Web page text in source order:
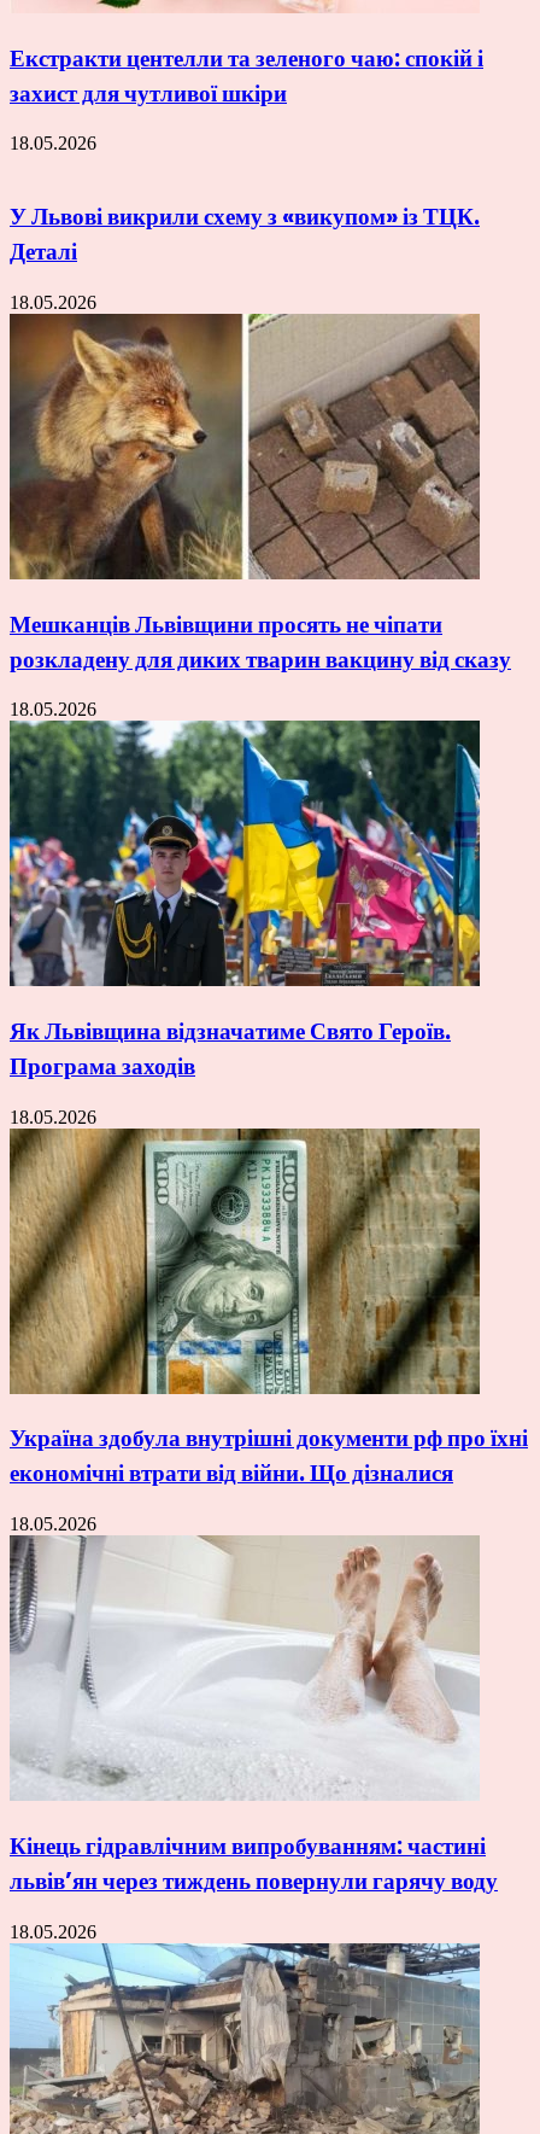
Екстракти центелли та зеленого чаю: спокій і
захист для чутливої шкіри
18.05.2026
У Львові викрили схему з «викупом» із ТЦК.
Деталі
18.05.2026
Мешканців Львівщини просять не чіпати
розкладену для диких тварин вакцину від сказу
18.05.2026
Як Львівщина відзначатиме Свято Героїв.
Програма заходів
18.05.2026
Україна здобула внутрішні документи рф про їхні
економічні втрати від війни. Що дізналися
18.05.2026
Кінець гідравлічним випробуванням: частині
львів’ян через тиждень повернули гарячу воду
18.05.2026